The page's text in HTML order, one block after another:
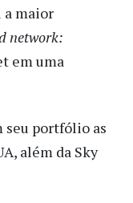
a maior
network:
em uma
seu portfólio as
além da Sky